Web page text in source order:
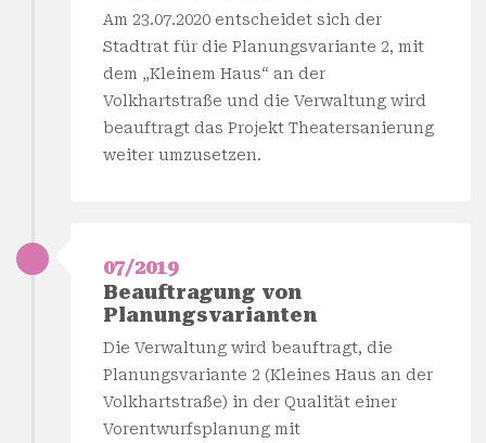
Am 23.07.2020 entscheidet sich der
Stadtrat für die Planungsvariante 2, mit
dem „Kleinem Haus“ an der
Volkhartstraße und die Verwaltung wird
beauftragt das Projekt Theatersanierung
weiter umzusetzen.
07/2019
Beauftragung von
Planungsvarianten
Die Verwaltung wird beauftragt, die
Planungsvariante 2 (Kleines Haus an der
Volkhartstraße) in der Qualität einer
Vorentwurfsplanung mit